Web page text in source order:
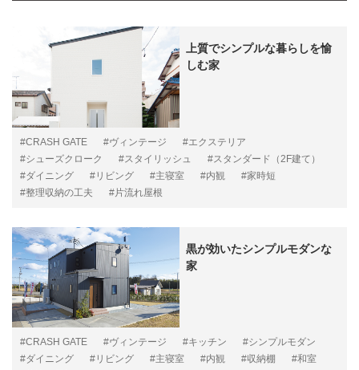
上質でシンプルな暮らしを愉
しむ家
#CRASH GATE #ヴィンテージ
#エクステリア
#シューズクローク
#スタイリッシュ
#スタンダード（2F建て）
#ダイニング
#リビング #主寝室 #内観
#家時短
#整理収納の工夫
#片流れ屋根
黒が効いたシンプルモダンな
家
#CRASH GATE #ヴィンテージ #キッチン
#シンプルモダン
#ダイニング
#リビング #主寝室 #内観 #収納棚
#和室